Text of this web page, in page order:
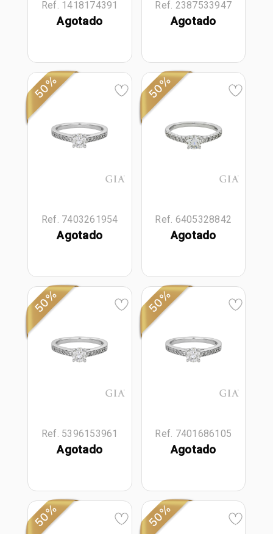
Ref. 1418174391
Agotado
Ref. 2387533947
Agotado
50%
Ref. 7403261954
Agotado
50%
Ref. 6405328842
Agotado
50%
Ref. 5396153961
Agotado
50%
Ref. 7401686105
Agotado
50% 50%